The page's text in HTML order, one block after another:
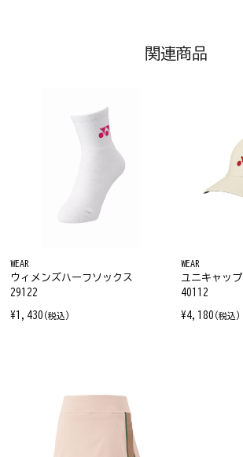
関連商品
WEAR
ウィメンズハーフソックス
29122
¥1,430 (税込)
WEAR
ユニキャップ
40112
¥4,180 (税込)